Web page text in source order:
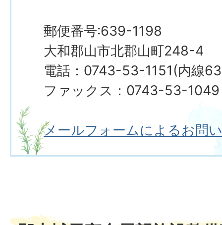
郵便番号:639-1198
大和郡山市北郡山町248-4
電話：0743-53-1151(内線
ファックス：0743-53-1049
メールフォームによるお問